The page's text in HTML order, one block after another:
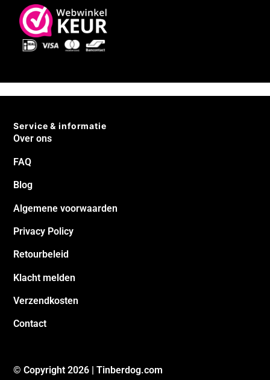
Service & informatie
Over ons
FAQ
Blog
Algemene voorwaarden
Privacy Policy
Retourbeleid
Klacht melden
Verzendkosten
Contact
© Copyright 2026 | Tinberdog.com